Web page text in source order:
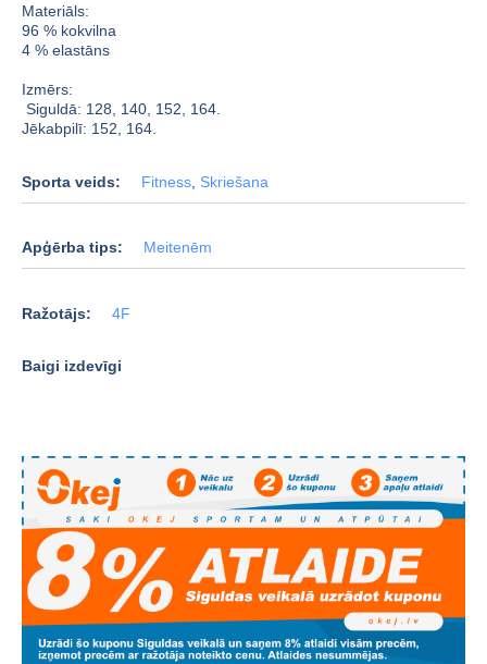
Materiāls:
96 % kokvilna
4 % elastāns
Izmērs:
Siguldā: 128, 140, 152, 164.
Jēkabpilī: 152, 164.
Sporta veids: Fitness, Skriešana
Apģērba tips: Meitenēm
Ražotājs: 4F
Baigi izdevīgi